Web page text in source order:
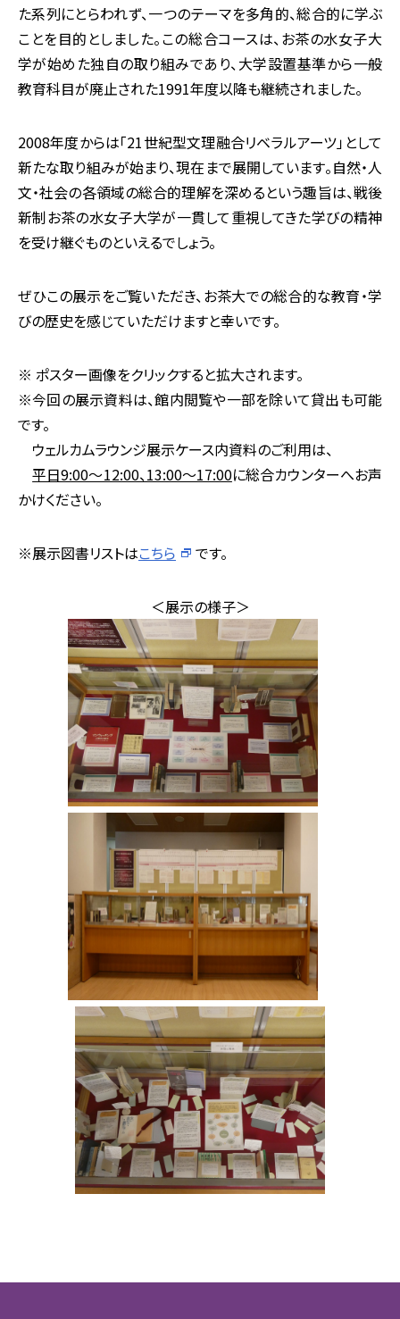
た系列にとらわれず、一つのテーマを多角的、総合的に学ぶ
ことを目的としました。この総合コースは、お茶の水女子大
学が始めた独自の取り組みであり、大学設置基準から一般
教育科目が廃止された1991年度以降も継続されました。
2008年度からは「21世紀型文理融合リベラルアーツ」として
新たな取り組みが始まり、現在まで展開しています。自然・人
文・社会の各領域の総合的理解を深めるという趣旨は、戦後
新制お茶の水女子大学が一貫して重視してきた学びの精神
を受け継ぐものといえるでしょう。
ぜひこの展示をご覧いただき、お茶大での総合的な教育・学
びの歴史を感じていただけますと幸いです。
※ ポスター画像をクリックすると拡大されます。
※今回の展示資料は、館内閲覧や一部を除いて貸出も可能
です。
ウェルカムラウンジ展示ケース内資料のご利用は、
平日9:00～12:00、13:00～17:00に総合カウンターへお声
かけください。
※展示図書リストはこちら です。
＜展示の様子＞